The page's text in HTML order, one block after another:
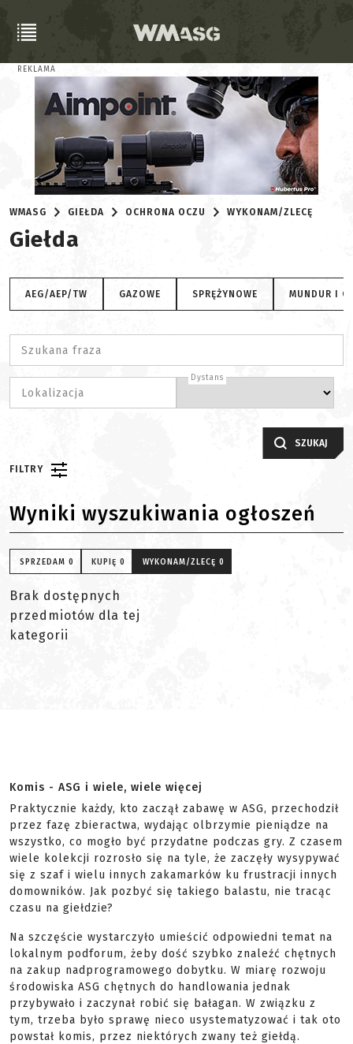
REKLAMA
WMASG GIEŁDA OCHRONA OCZU WYKONAM/ZLECĘ
Giełda
AEG/AEP/TW GAZOWE SPRĘŻYNOWE MUNDUR I
Szukana fraza
Lokalizacja
Dystans
SZUKAJ
FILTRY
Wyniki wyszukiwania ogłoszeń
SPRZEDAM 0 KUPIĘ 0 WYKONAM/ZLECĘ 0
Brak dostępnych
przedmiotów dla tej
kategorii
Komis - ASG i wiele, wiele więcej
Praktycznie każdy, kto zaczął zabawę w ASG, przechodził
przez fazę zbieractwa, wydając olbrzymie pieniądze na
wszystko, co mogło być przydatne podczas gry. Z czasem
wiele kolekcji rozrosło się na tyle, że zaczęły wysypywać
się z szaf i wielu innych zakamarków ku frustracji innych
domowników. Jak pozbyć się takiego balastu, nie tracąc
czasu na giełdzie?
Na szczęście wystarczyło umieścić odpowiedni temat na
lokalnym podforum, żeby dość szybko znaleźć chętnych
na zakup nadprogramowego dobytku. W miarę rozwoju
środowiska ASG chętnych do handlowania jednak
przybywało i zaczynał robić się bałagan. W związku z
tym, trzeba było sprawę nieco usystematyzować i tak oto
powstał komis, przez niektórych zwany też giełdą.